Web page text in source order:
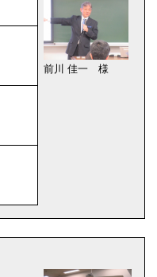
前川 佳一 様